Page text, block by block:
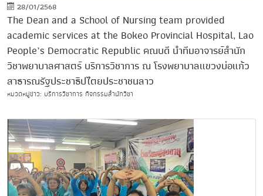
28/01/2568
The Dean and a School of Nursing team provided
academic services at the Bokeo Provincial Hospital, Lao
People’s Democratic Republic คณบดี นำทีมอาจารย์สำนัก
วิชาพยาบาลศาสตร์ บริการวิชาการ ณ โรงพยาบาลแขวงบ่อแก้ว
สาธารณรัฐประชาธิปไตยประชาชนลาว
หมวดหมู่ข่าว: บริการวิชาการ กิจกรรมสำนักวิชา